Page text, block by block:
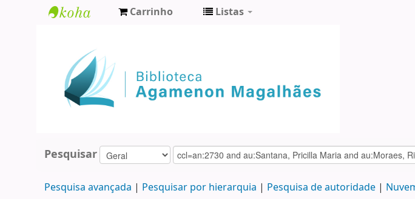
Agamenon
Magalhães
Carrinho Listas
Pesquisar
Pesquisa avançada Pesquisar por hierarquia Pesquisa de autoridade